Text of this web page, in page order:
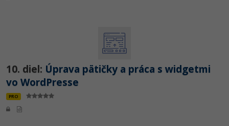
10. diel: Úprava pätičky a práca s widgetmi
vo WordPresse
PRO